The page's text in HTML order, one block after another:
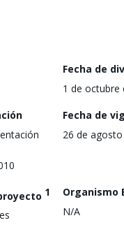
Fecha de
1 de octubre
Fecha de
26 de agosto
1
Organismo
N/A